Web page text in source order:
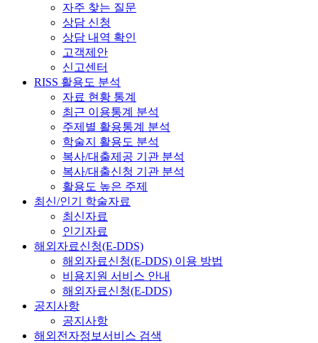
자주 찾는 질문
상담 신청
상담 내역 확인
고객제안
신고센터
RISS 활용도 분석
자료 현황 통계
최근 이용통계 분석
주제별 활용통계 분석
학술지 활용도 분석
복사/대출제공 기관 분석
복사/대출신청 기관 분석
활용도 높은 주제
최신/인기 학술자료
최신자료
인기자료
해외자료신청(E-DDS)
해외자료신청(E-DDS) 이용 방법
비용지원 서비스 안내
해외자료신청(E-DDS)
공지사항
공지사항
해외전자정보서비스 검색